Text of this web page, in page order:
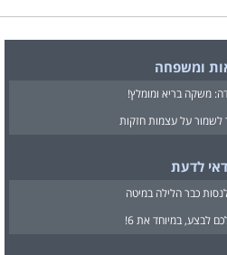
ומשפחה
משקה בריא ומומלץ!
לשמור על עצמות חזקות
לדעת